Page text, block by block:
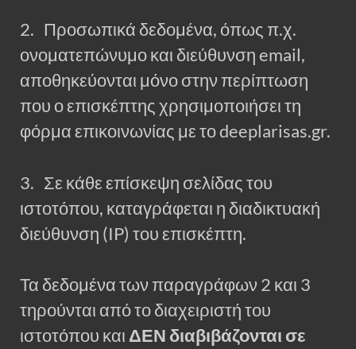
2. Προσωπικά δεδομένα, όπως π.χ.
ονοματεπώνυμο και διεύθυνση email,
αποθηκεύονται μόνο στην περίπτωση
που ο επισκέπτης χρησιμοποιήσει τη
φόρμα επικοινωνίας με το deeplarisas.gr.
3. Σε κάθε επίσκεψη σελίδας του
ιστοτόπου, καταγράφεται η διαδικτυακή
διεύθυνση (IP) του επισκέπτη.
Τα δεδομένα των παραγράφων 2 και 3
τηρούνται από το διαχειριστή του
ιστοτόπου και ΔΕΝ διαβιβάζονται σε